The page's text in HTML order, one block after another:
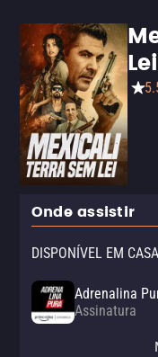
Lei
Onde assistir
DISPONÍVEL EM CASA
Adrenalina
Assinatura
Adrenalina